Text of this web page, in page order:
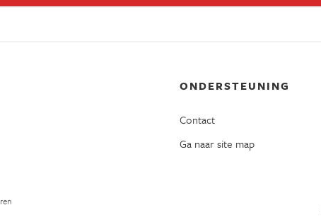
ONDERSTEUNING
Contact
Ga naar site map